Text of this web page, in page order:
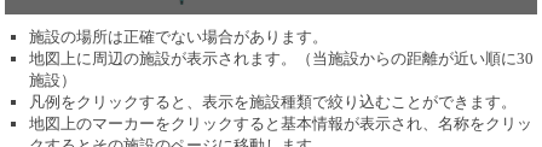
施設の場所は正確でない場合があります。
地図上に周辺の施設が表示されます。（当施設からの距離が近い順に30
施設）
凡例をクリックすると、表示を施設種類で絞り込むことができます。
地図上のマーカーをクリックすると基本情報が表示され、名称をクリッ